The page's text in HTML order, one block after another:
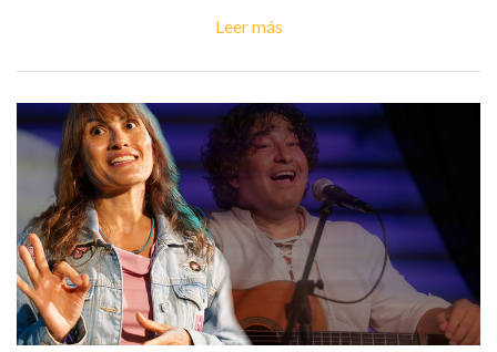
Leer más